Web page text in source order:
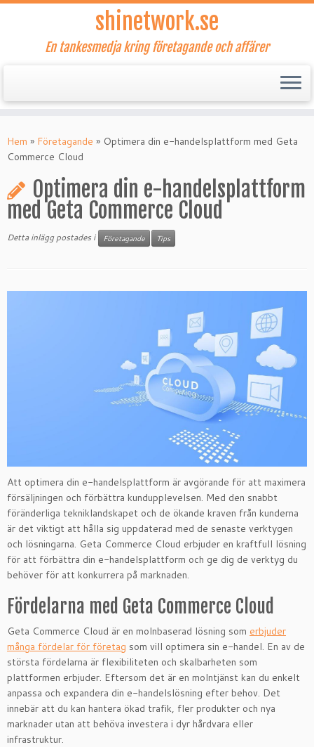
till
innehåll
shinetwork.se
En tankesmedja kring företagande och affärer
Hem » Företagande » Optimera din e-handelsplattform med Geta
Commerce Cloud
Optimera din e-handelsplattform
med Geta Commerce Cloud
Detta inlägg postades i Företagande Tips
Att optimera din e-handelsplattform är avgörande för att maximera
försäljningen och förbättra kundupplevelsen. Med den snabbt
föränderliga tekniklandskapet och de ökande kraven från kunderna
är det viktigt att hålla sig uppdaterad med de senaste verktygen
och lösningarna. Geta Commerce Cloud erbjuder en kraftfull lösning
för att förbättra din e-handelsplattform och ge dig de verktyg du
behöver för att konkurrera på marknaden.
Fördelarna med Geta Commerce Cloud
Geta Commerce Cloud är en molnbaserad lösning som erbjuder
många fördelar för företag som vill optimera sin e-handel. En av de
största fördelarna är flexibiliteten och skalbarheten som
plattformen erbjuder. Eftersom det är en molntjänst kan du enkelt
anpassa och expandera din e-handelslösning efter behov. Det
innebär att du kan hantera ökad trafik, fler produkter och nya
marknader utan att behöva investera i dyr hårdvara eller
infrastruktur.